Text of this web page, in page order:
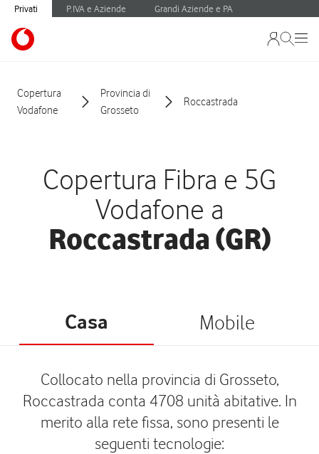
Privati P.IVA e Aziende Grandi Aziende e PA
Copertura
Vodafone
Provincia di
Grosseto
Roccastrada
Copertura Fibra e 5G
Vodafone a
Roccastrada (GR)
Casa Mobile
Collocato nella provincia di Grosseto,
Roccastrada conta 4708 unità abitative. In
merito alla rete fissa, sono presenti le
seguenti tecnologie: